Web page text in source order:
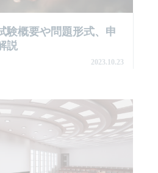
験概要や問題形式、申
説
2023.10.23